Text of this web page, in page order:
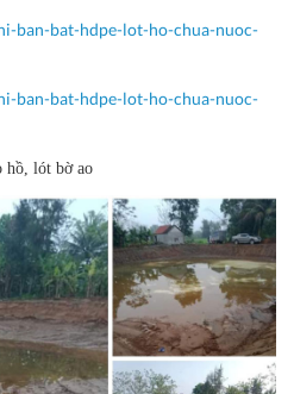
ban-bat-hdpe-lot-ho-chua-nuoc-
ban-bat-hdpe-lot-ho-chua-nuoc-
hồ, lót bờ ao